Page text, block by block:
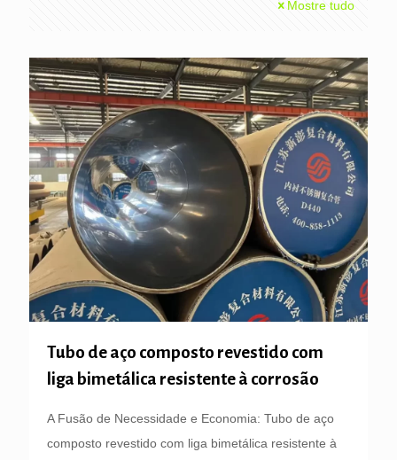
Mostre tudo
Tubo de aço composto revestido com
liga bimetálica resistente à corrosão
A Fusão de Necessidade e Economia: Tubo de aço
composto revestido com liga bimetálica resistente à